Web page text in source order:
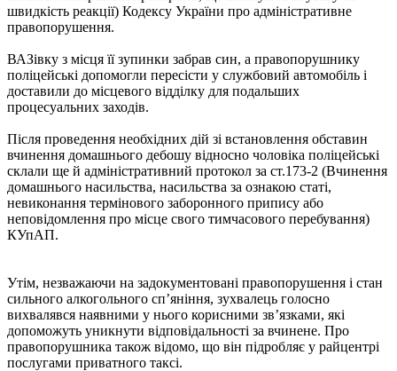
швидкість реакції) Кодексу України про адміністративне
правопорушення.
ВАЗівку з місця її зупинки забрав син, а правопорушнику
поліцейські допомогли пересісти у службовий автомобіль і
доставили до місцевого відділку для подальших
процесуальних заходів.
Після проведення необхідних дій зі встановлення обставин
вчинення домашнього дебошу відносно чоловіка поліцейські
склали ще й адміністративний протокол за ст.173-2 (Вчинення
домашнього насильства, насильства за ознакою статі,
невиконання термінового заборонного припису або
неповідомлення про місце свого тимчасового перебування)
КУпАП.
Утім, незважаючи на задокументовані правопорушення і стан
сильного алкогольного сп’яніння, зухвалець голосно
вихвалявся наявними у нього корисними зв’язками, які
допоможуть уникнути відповідальності за вчинене. Про
правопорушника також відомо, що він підробляє у райцентрі
послугами приватного таксі.